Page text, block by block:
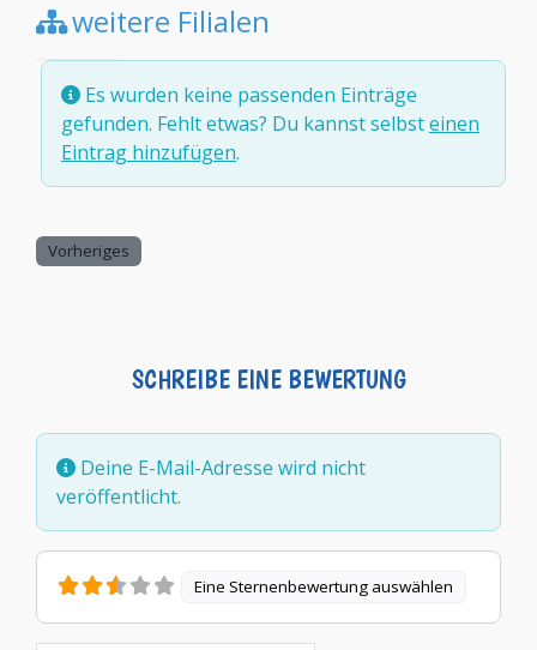
weitere Filialen
Es wurden keine passenden Einträge
gefunden. Fehlt etwas? Du kannst selbsteinen
Eintrag hinzufügen.
Vorheriges
SCHREIBE EINE BEWERTUNG
Deine E-Mail-Adresse wird nicht
veröffentlicht.
Eine Sternenbewertung auswählen